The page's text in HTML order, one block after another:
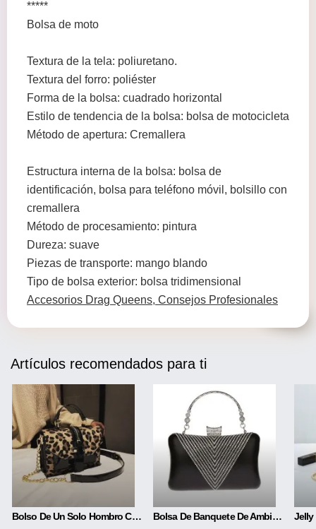
*****
Bolsa de moto
Textura de la tela: poliuretano.
Textura del forro: poliéster
Forma de la bolsa: cuadrado horizontal
Estilo de tendencia de la bolsa: bolsa de motocicleta
Método de apertura: Cremallera
Estructura interna de la bolsa: bolsa de
identificación, bolsa para teléfono móvil, bolsillo con
cremallera
Método de procesamiento: pintura
Dureza: suave
Piezas de transporte: mango blando
Tipo de bolsa exterior: bolsa tridimensional
Accesorios Drag Queens, Consejos Profesionales
Artículos recomendados para ti
Bolso De Un Solo Hombro Con Estampado De Leopardo Bolsa De Banquete De Ambiente Lujoso Con Diamantes De Imitación